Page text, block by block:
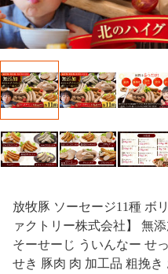
放牧豚 ソーセージ11種 ボ
ァクトリー株式会社】 無
そーせーじ ういんなー せ
せき 豚肉 肉 加工品 粗挽